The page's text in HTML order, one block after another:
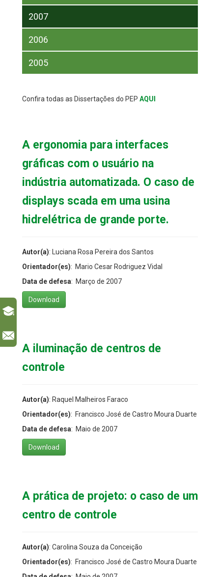
2007
2006
2005
Confira todas as Dissertações do PEP AQUI
A ergonomia para interfaces
gráficas com o usuário na
indústria automatizada. O caso de
displays scada em uma usina
hidrelétrica de grande porte.
Autor(a): Luciana Rosa Pereira dos Santos
Orientador(es): Mario Cesar Rodriguez Vidal
Data de defesa: Março de 2007
Download
A iluminação de centros de
controle
Autor(a): Raquel Malheiros Faraco
Orientador(es): Francisco José de Castro Moura Duarte
Data de defesa: Maio de 2007
Download
A prática de projeto: o caso de um
centro de controle
Autor(a): Carolina Souza da Conceição
Orientador(es): Francisco José de Castro Moura Duarte